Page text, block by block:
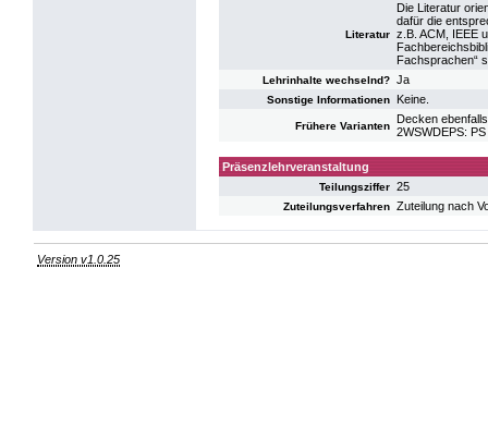
Literatur
Die Literatur
dafür die
z.B. ACM, IEEE
Fachsprachen“
Lehrinhalte wechselnd? Ja
Sonstige Informationen Keine.
Frühere Varianten
Decken
2WSWDEPS:
Präsenzlehrveranstaltung
Teilungsziffer 25
Zuteilungsverfahren Zuteilung nach
Version v1.0.25